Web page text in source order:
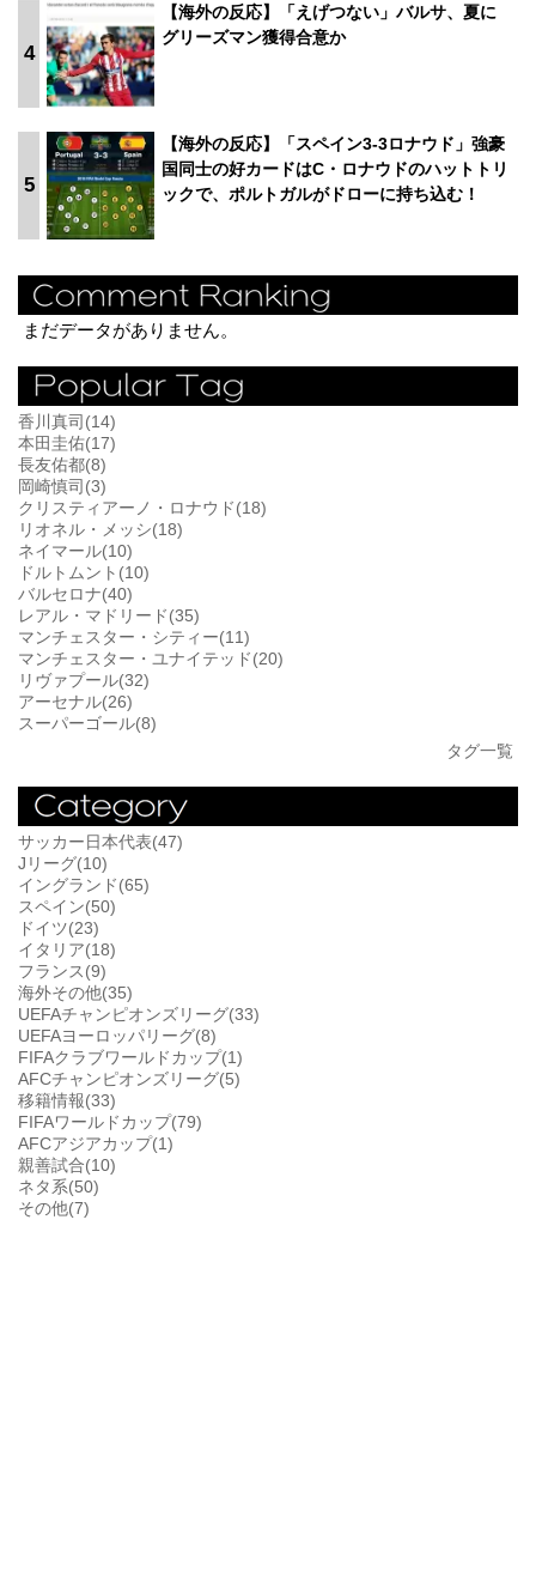
4
【海外の反応】「えげつない」バルサ、夏に
グリーズマン獲得合意か
5
【海外の反応】「スペイン3-3ロナウド」強豪
国同士の好カードはC・ロナウドのハットトリ
ックで、ポルトガルがドローに持ち込む！
まだデータがありません。
香川真司(14)
本田圭佑(17)
長友佑都(8)
岡崎慎司(3)
クリスティアーノ・ロナウド(18)
リオネル・メッシ(18)
ネイマール(10)
ドルトムント(10)
バルセロナ(40)
レアル・マドリード(35)
マンチェスター・シティー(11)
マンチェスター・ユナイテッド(20)
リヴァプール(32)
アーセナル(26)
スーパーゴール(8)
タグ一覧
サッカー日本代表(47)
Jリーグ(10)
イングランド(65)
スペイン(50)
ドイツ(23)
イタリア(18)
フランス(9)
海外その他(35)
UEFAチャンピオンズリーグ(33)
UEFAヨーロッパリーグ(8)
FIFAクラブワールドカップ(1)
AFCチャンピオンズリーグ(5)
移籍情報(33)
FIFAワールドカップ(79)
AFCアジアカップ(1)
親善試合(10)
ネタ系(50)
その他(7)